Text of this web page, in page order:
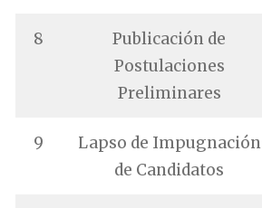
8
Publicación de
Postulaciones
Preliminares
9
Lapso de Impugnación
de Candidatos